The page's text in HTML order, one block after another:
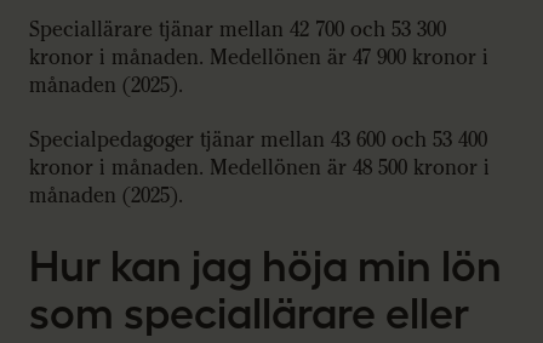
Speciallärare tjänar mellan 42 700 och 53 300
kronor i månaden. Medellönen är 47 900 kronor i
månaden (2025).
Specialpedagoger tjänar mellan 43 600 och 53 400
kronor i månaden. Medellönen är 48 500 kronor i
månaden (2025).
Hur kan jag höja min lön
som speciallärare eller